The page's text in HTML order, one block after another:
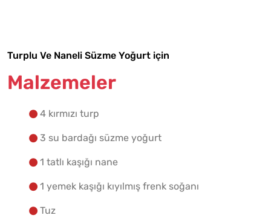
Turplu Ve Naneli Süzme Yoğurt için
Malzemeler
4 kırmızı turp
3 su bardağı süzme yoğurt
1 tatlı kaşığı nane
1 yemek kaşığı kıyılmış frenk soğanı
Tuz